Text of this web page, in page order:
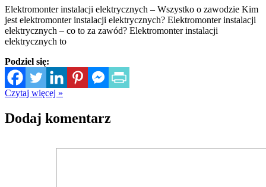
Elektromonter instalacji elektrycznych – Wszystko o zawodzie Kim
jest elektromonter instalacji elektrycznych? Elektromonter instalacji
elektrycznych – co to za zawód? Elektromonter instalacji
elektrycznych to
Podziel się:
Czytaj więcej »
Dodaj komentarz